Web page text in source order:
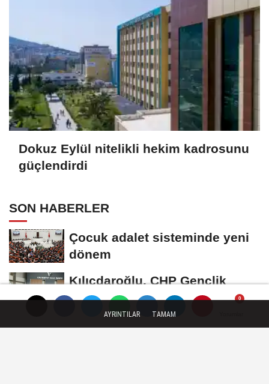
Dokuz Eylül nitelikli hekim kadrosunu
güçlendirdi
SON HABERLER
Çocuk adalet sisteminde yeni
dönem
Kılıçdaroğlu, CHP Gençlik
Kolları yönetimiyle buluştu
AYRINTILAR TAMAM